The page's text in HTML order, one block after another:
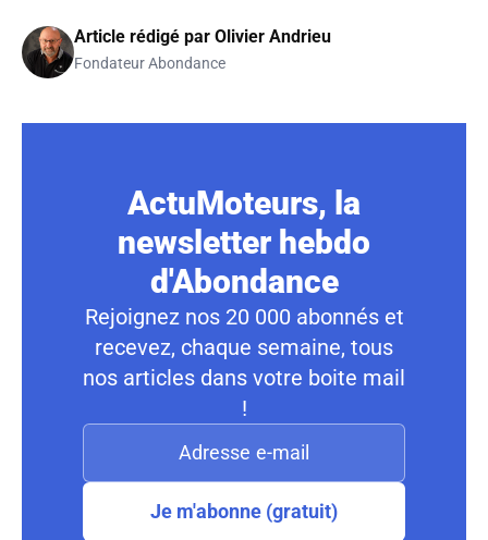
Article rédigé par Olivier Andrieu
Fondateur Abondance
ActuMoteurs, la
newsletter hebdo
d'Abondance
Rejoignez nos 20 000 abonnés et
recevez, chaque semaine, tous
nos articles dans votre boite mail
!
Je m'abonne (gratuit)